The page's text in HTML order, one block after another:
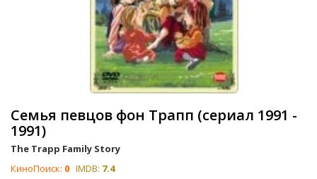
Семья певцов фон Трапп (сериал 1991 -
1991)
The Trapp Family Story
КиноПоиск: 0 IMDB: 7.4